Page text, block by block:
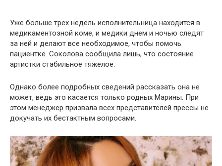
Уже больше трех недель исполнительница находится в
медикаментозной коме, и медики днем и ночью следят
за ней и делают все необходимое, чтобы помочь
пациентке. Соколова сообщила лишь, что состояние
артистки стабильное тяжелое.
Однако более подробных сведений рассказать она не
может, ведь это касается только родных Марины. При
этом менеджер призвала всех представителей прессы не
докучать их бестактным вопросами.